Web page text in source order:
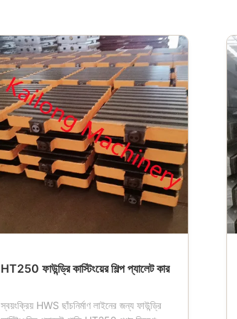
HT250 ফাউন্ড্রি কাস্টিংয়ের শিল্প প্যালেট কার
স্বয়ংক্রিয় HWS ছাঁচনির্মাণ লাইনের জন্য ফাউন্ড্রি